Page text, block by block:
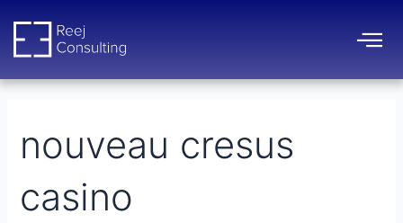
contenu
nouveau cresus
casino